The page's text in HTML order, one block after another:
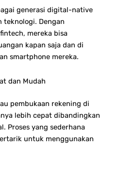
generasi digital-native
teknologi. Dengan
mereka bisa
kapan saja dan di
smartphone mereka.
dan Mudah
pembukaan rekening di
lebih cepat dibandingkan
Proses yang sederhana
untuk menggunakan